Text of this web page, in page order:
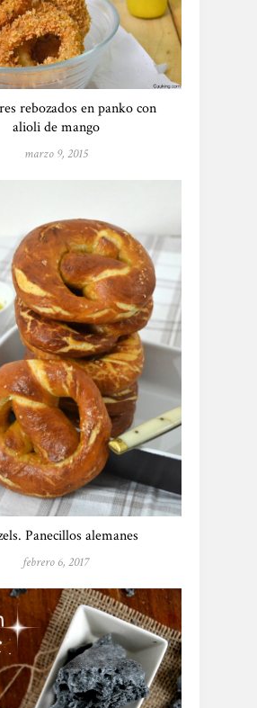
rebozados en panko con
alioli de mango
marzo 9, 2015
Panecillos alemanes
febrero 6, 2017